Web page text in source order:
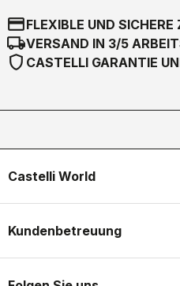
credit_cardFLEXIBLE UND SICHERE
local_shippingVERSAND IN 3/5
shield CASTELLI GARANTIE
Castelli World
Kundenbetreuung